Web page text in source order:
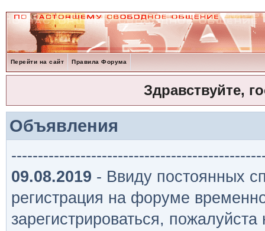
Перейти на сайт Правила Форума
Здравствуйте,
Объявления
09.08.2019 - Ввиду постоянных
регистрация на форуме
зарегистрироваться,